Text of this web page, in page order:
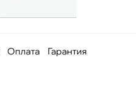
Оплата Гарантия